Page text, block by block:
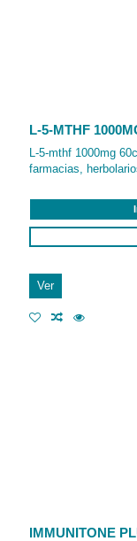
L-5-MTHF
L-5-mthf 1000mg
farmacias,
Ver
IMMUNITONE